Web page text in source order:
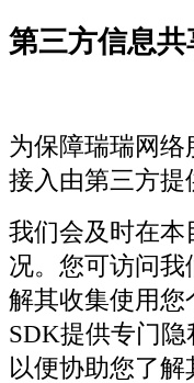
第三方信息
为保障瑞瑞网
接入由第三方提
我们会及时在本
况。您可访问
解其收集使用
SDK提供专门
以便协助您了